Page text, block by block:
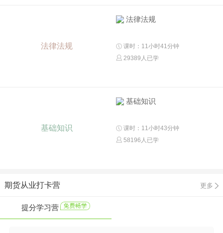
法律法规
法律法规
课时：11小时41分钟
29389人已学
基础知识
基础知识
课时：11小时43分钟
58196人已学
期货从业打卡营 更多
提分学习营